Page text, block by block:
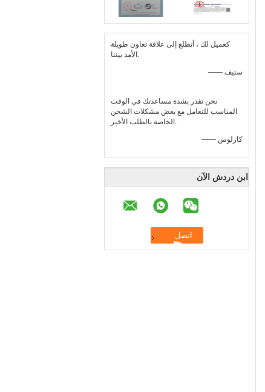
كعميل لك ، أتطلع إلى علاقة تعاون طويلة
الأمد بيننا.
—— ستيف
نحن نقدر بشدة مساعدتك في الوقت
المناسب للتعامل مع بعض مشكلات الشحن
الخاصة بالطلب الأخير.
—— كارلوس
ابن دردش الآن